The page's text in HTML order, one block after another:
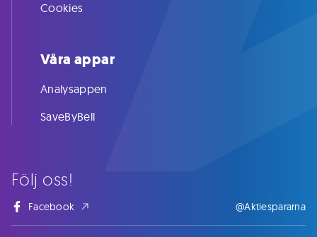
Följ oss!
Facebook @Aktiespararna
Cookies
Våra appar
Analysappen
SaveByBell